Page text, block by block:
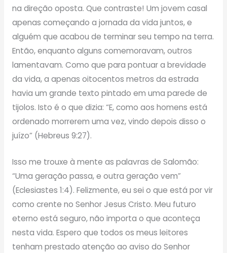
na direção oposta. Que contraste! Um jovem casal
apenas começando a jornada da vida juntos, e
alguém que acabou de terminar seu tempo na terra.
Então, enquanto alguns comemoravam, outros
lamentavam. Como que para pontuar a brevidade
da vida, a apenas oitocentos metros da estrada
havia um grande texto pintado em uma parede de
tijolos. Isto é o que dizia: “E, como aos homens está
ordenado morrerem uma vez, vindo depois disso o
juízo” (Hebreus 9:27).
Isso me trouxe à mente as palavras de Salomão:
“Uma geração passa, e outra geração vem”
(Eclesiastes 1:4). Felizmente, eu sei o que está por vir
como crente no Senhor Jesus Cristo. Meu futuro
eterno está seguro, não importa o que aconteça
nesta vida. Espero que todos os meus leitores
tenham prestado atenção ao aviso do Senhor